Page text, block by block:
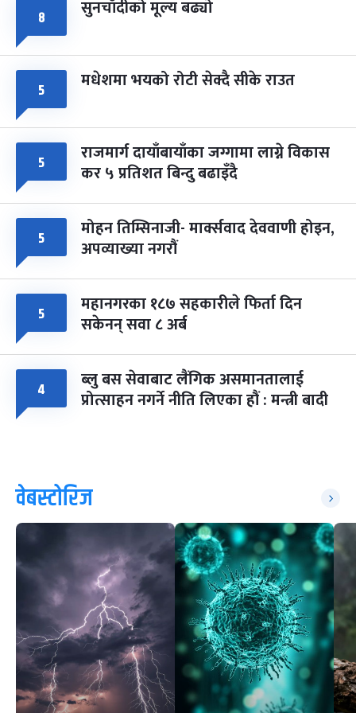
८ सुनचाँदीको मूल्य बढ्यो
५ मधेशमा भयको रोटी सेक्दै सीके राउत
५ राजमार्ग दायाँबायाँका जग्गामा लाग्ने विकास
कर ५ प्रतिशत बिन्दु बढाइँदै
५ मोहन तिम्सिनाजी- मार्क्सवाद देववाणी होइन,
अपव्याख्या नगरौं
५ महानगरका १८७ सहकारीले फिर्ता दिन
सकेनन् सवा ८ अर्ब
४ ब्लु बस सेवाबाट लैंगिक असमानतालाई
प्रोत्साहन नगर्ने नीति लिएका हौं : मन्त्री बादी
वेबस्टोरिज